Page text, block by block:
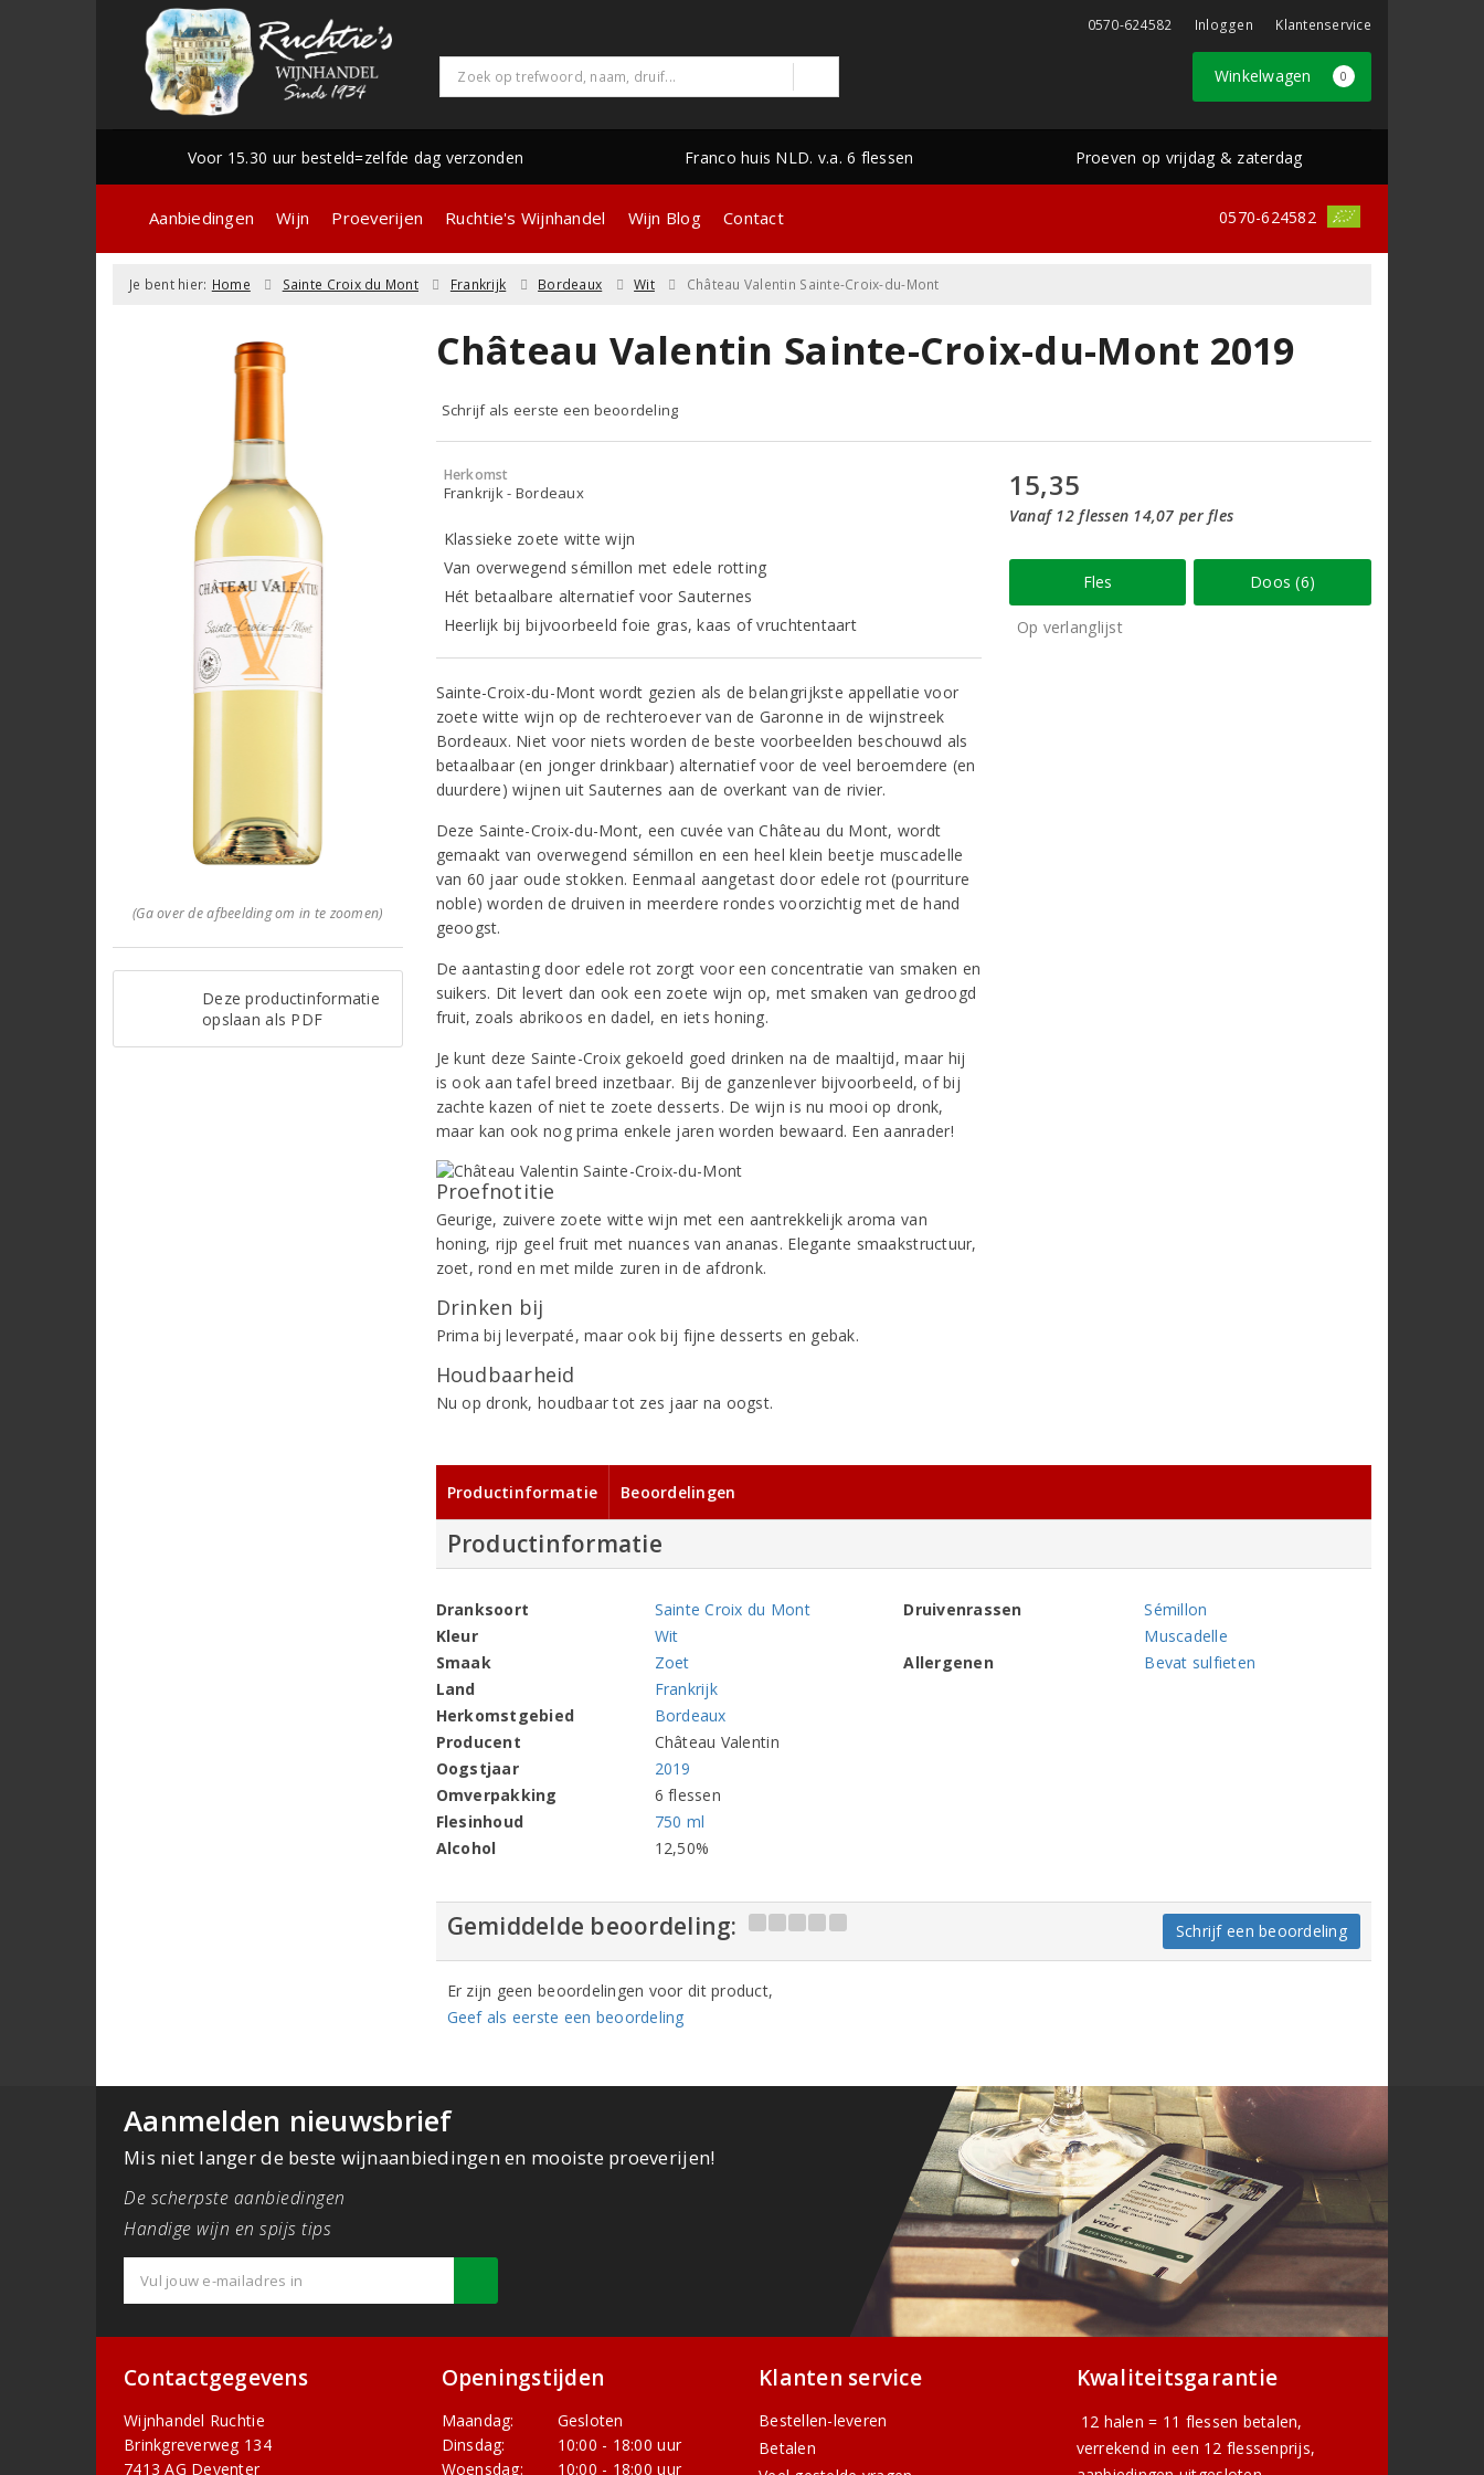
0570-624582 Inloggen Klantenservice
Winkelwagen 0
Voor 15.30 uur besteld=zelfde dag verzonden Franco huis NLD. v.a. 6 flessen Proeven op vrijdag & zaterdag
Aanbiedingen Wijn Proeverijen Ruchtie's Wijnhandel Wijn Blog Contact 0570-624582
Je bent hier: Home Sainte Croix du Mont Frankrijk Bordeaux Wit Château Valentin Sainte-Croix-du-Mont
(Ga over de afbeelding om in te zoomen)
Deze productinformatie
opslaan als PDF
Château Valentin Sainte-Croix-du-Mont 2019
Schrijf als eerste een beoordeling
Herkomst
Frankrijk - Bordeaux
Klassieke zoete witte wijn
Van overwegend sémillon met edele rotting
Hét betaalbare alternatief voor Sauternes
Heerlijk bij bijvoorbeeld foie gras, kaas of vruchtentaart
Sainte-Croix-du-Mont wordt gezien als de belangrijkste appellatie voor
zoete witte wijn op de rechteroever van de Garonne in de wijnstreek
Bordeaux. Niet voor niets worden de beste voorbeelden beschouwd als
betaalbaar (en jonger drinkbaar) alternatief voor de veel beroemdere (en
duurdere) wijnen uit Sauternes aan de overkant van de rivier.
Deze Sainte-Croix-du-Mont, een cuvée van Château du Mont, wordt
gemaakt van overwegend sémillon en een heel klein beetje muscadelle
van 60 jaar oude stokken. Eenmaal aangetast door edele rot (pourriture
noble) worden de druiven in meerdere rondes voorzichtig met de hand
geoogst.
De aantasting door edele rot zorgt voor een concentratie van smaken en
suikers. Dit levert dan ook een zoete wijn op, met smaken van gedroogd
fruit, zoals abrikoos en dadel, en iets honing.
Je kunt deze Sainte-Croix gekoeld goed drinken na de maaltijd, maar hij
is ook aan tafel breed inzetbaar. Bij de ganzenlever bijvoorbeeld, of bij
zachte kazen of niet te zoete desserts. De wijn is nu mooi op dronk,
maar kan ook nog prima enkele jaren worden bewaard. Een aanrader!
Proefnotitie
Geurige, zuivere zoete witte wijn met een aantrekkelijk aroma van
honing, rijp geel fruit met nuances van ananas. Elegante smaakstructuur,
zoet, rond en met milde zuren in de afdronk.
Drinken bij
Prima bij leverpaté, maar ook bij fijne desserts en gebak.
Houdbaarheid
Nu op dronk, houdbaar tot zes jaar na oogst.
15,35
Vanaf 12 flessen 14,07 per fles
Fles Doos (6)
Op verlanglijst
Productinformatie Beoordelingen
Productinformatie
Dranksoort
Sainte Croix du Mont
Kleur
Wit
Smaak
Zoet
Land
Frankrijk
Herkomstgebied
Bordeaux
Producent
Château Valentin
Oogstjaar
2019
Omverpakking
6 flessen
Flesinhoud
750 ml
Alcohol
12,50%
Druivenrassen
Sémillon
Muscadelle
Allergenen
Bevat sulfieten
Gemiddelde beoordeling: Schrijf een beoordeling
Er zijn geen beoordelingen voor dit product,
Geef als eerste een beoordeling
Aanmelden nieuwsbrief
Mis niet langer de beste wijnaanbiedingen en mooiste proeverijen!
De scherpste aanbiedingen
Handige wijn en spijs tips
Contactgegevens
Wijnhandel Ruchtie
Brinkgreverweg 134
7413 AG Deventer
Openingstijden
Maandag:
Gesloten
Dinsdag:
10:00 - 18:00 uur
Woensdag:
10:00 - 18:00 uur
Klanten service
Bestellen-leveren
Betalen
Kwaliteitsgarantie
12 halen = 11 flessen betalen,
verrekend in een 12 flessenprijs,